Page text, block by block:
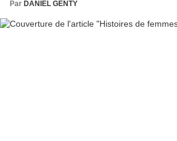
Par DANIEL GENTY